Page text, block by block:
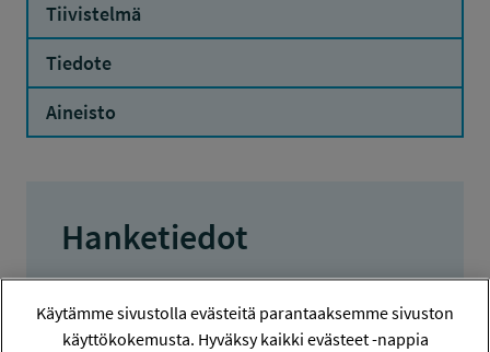
Tiivistelmä
Tiedote
Aineisto
Hanketiedot
230446
Käytämme sivustolla evästeitä parantaaksemme sivuston
käyttökokemusta. Hyväksy kaikki evästeet -nappia